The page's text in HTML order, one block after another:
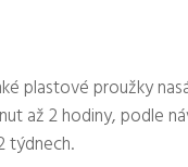
plastové proužky
až 2 hodiny, podle
týdnech.